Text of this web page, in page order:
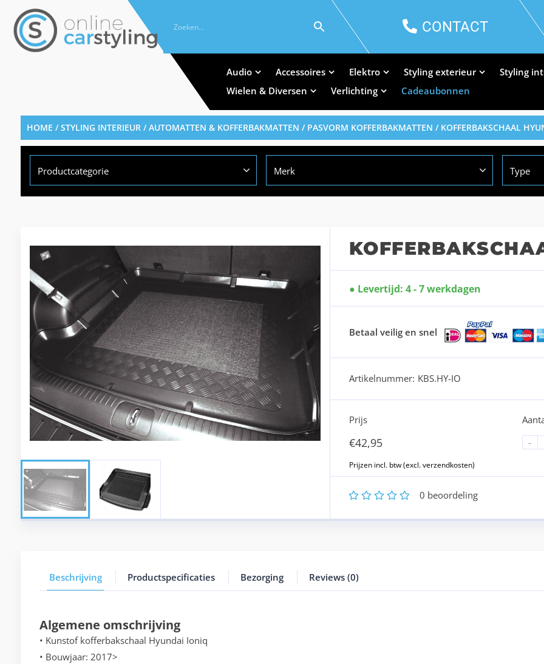
CONTACT
Audio Accessoires Elektro Styling exterieur
Styling
Wielen & Diversen
Verlichting Cadeaubonnen
HOME /STYLING INTERIEUR/AUTOMATTEN & KOFFERBAKMATTEN / PASVORM KOFFERBAKMATTEN / KOFFERBAKSCHAAL
Productcategorie Merk Type
Levertijd: 4 - 7 werkdagen
Betaal veilig en snel
Artikelnummer: KBS.HY-IO
Prijs
€42,95
-
5
4
3
2 0 beoordeling
Beschrijving Productspecificaties Bezorging Reviews (0)
Algemene omschrijving
• Kunstof kofferbakschaal Hyundai Ioniq
• Bouwjaar: 2017>